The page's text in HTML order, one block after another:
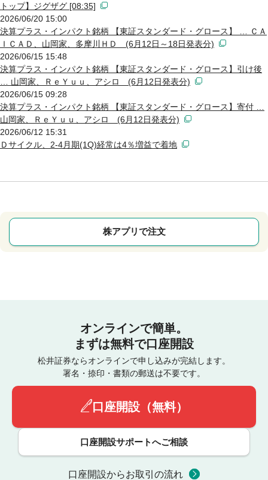
トップ】ジグザグ [08:35]
2026/06/20 15:00
決算プラス・インパクト銘柄 【東証スタンダード・グロース】 … ＣＡ
ＩＣＡＤ、山岡家、多摩川ＨＤ (6月12日～18日発表分)
2026/06/15 15:48
決算プラス・インパクト銘柄 【東証スタンダード・グロース】引け後
… 山岡家、ＲｅＹｕｕ、アシロ (6月12日発表分)
2026/06/15 09:28
決算プラス・インパクト銘柄 【東証スタンダード・グロース】寄付 …
山岡家、ＲｅＹｕｕ、アシロ (6月12日発表分)
2026/06/12 15:31
Ｄサイクル、2-4月期(1Q)経常は4％増益で着地
株アプリで注文
オンラインで簡単。
まずは無料で口座開設
松井証券ならオンラインで申し込みが完結します。
署名・捺印・書類の郵送は不要です。
口座開設（無料）
口座開設サポートへご相談
口座開設からお取引の流れ